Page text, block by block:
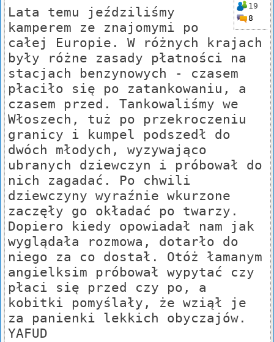
19
8
Lata temu jeździliśmy
kamperem ze znajomymi po
całej Europie. W różnych krajach
były różne zasady płatności na
stacjach benzynowych - czasem
płaciło się po zatankowaniu, a
czasem przed. Tankowaliśmy we
Włoszech, tuż po przekroczeniu
granicy i kumpel podszedł do
dwóch młodych, wyzywająco
ubranych dziewczyn i próbował do
nich zagadać. Po chwili
dziewczyny wyraźnie wkurzone
zaczęły go okładać po twarzy.
Dopiero kiedy opowiadał nam jak
wyglądała rozmowa, dotarło do
niego za co dostał. Otóż łamanym
angielksim próbował wypytać czy
płaci się przed czy po, a
kobitki pomyślały, że wziął je
za panienki lekkich obyczajów.
YAFUD